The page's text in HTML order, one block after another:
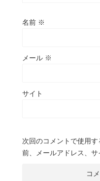
名前 ※
メール ※
サイト
次回のコメントで使用
前、メールアドレス、サ